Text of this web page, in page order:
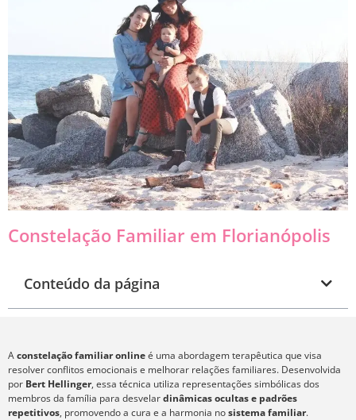
Constelação Familiar em Florianópolis
Conteúdo da página
Aconstelação familiar onlineé uma abordagem terapêutica que visa
resolver conflitos emocionais e melhorar relações familiares. Desenvolvida
por Bert Hellinger, essa técnica utiliza representações simbólicas dos
membros da família para desvelardinâmicas ocultas e padrões
repetitivos, promovendo a cura e a harmonia nosistema familiar.